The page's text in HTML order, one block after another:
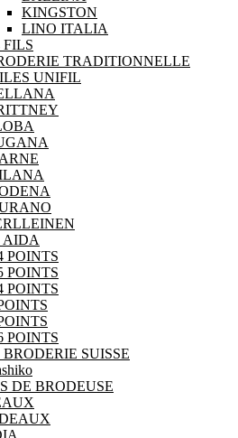
KINGSTON
LINO ITALIA
FILS
TRADITIONNELLE
UNIFIL
AIDA
POINTS
POINTS
POINTS
POINTS
SUISSE
DE BRODEUSE